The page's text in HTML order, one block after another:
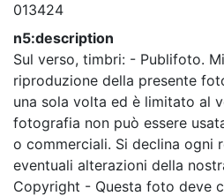
013424
n5:description
Sul verso, timbri: - Publifoto.
riproduzione della presente
una sola volta ed è limitato al
fotografia non può essere
o commerciali. Si declina ogni
eventuali alterazioni della
Copyright - Questa foto deve